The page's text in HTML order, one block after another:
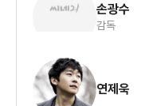
손광수
감독
연제욱